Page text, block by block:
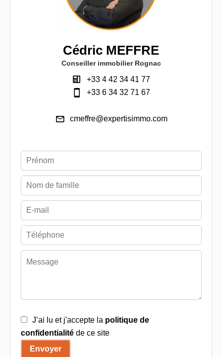
Cédric MEFFRE
Conseiller immobilier Rognac
+33 4 42 34 41 77
+33 6 34 32 71 67
cmeffre@expertisimmo.com
J’ai lu et j'accepte la politique de
confidentialitéde ce site
Envoyer